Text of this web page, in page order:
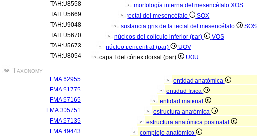
TAH:U8558
morfología interna del mesencéfalo XOS
TAH:U5669
tectal del mesencéfalo
SOX
TAH:U9048
sustancia gris de la tectal del mesencéfalo
SOS
TAH:U5670
núcleos del colículo inferior (par)
VOS
TAH:U5673
núcleo pericentral (par)
UOV
TAH:U8054
capa I del córtex dorsal (par) UOU
Taxonomy
FMA:62955
entidad anatómica
FMA:61775
entidad fisica
FMA:67165
entidad material
FMA:305751
estructura anatómica
FMA:67135
estructura anatómica postnatal
FMA:49443
complejo anatómico